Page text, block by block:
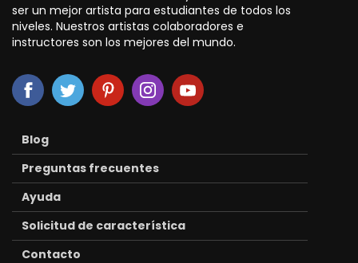
ser un mejor artista para estudiantes de todos los
niveles. Nuestros artistas colaboradores e
instructores son los mejores del mundo.
Blog
Preguntas frecuentes
Ayuda
Solicitud de característica
Contacto